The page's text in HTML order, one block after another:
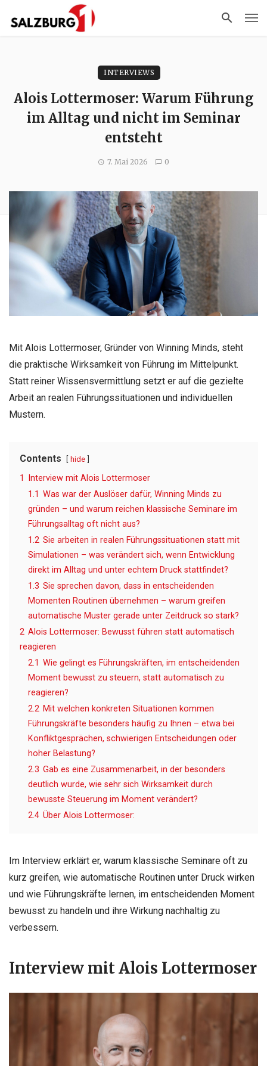
INTERVIEWS
Alois Lottermoser: Warum Führung
im Alltag und nicht im Seminar
entsteht
7. Mai 2026 0
Mit Alois Lottermoser, Gründer von Winning Minds, steht
die praktische Wirksamkeit von Führung im Mittelpunkt.
Statt reiner Wissensvermittlung setzt er auf die gezielte
Arbeit an realen Führungssituationen und individuellen
Mustern.
Contents hide
1
Interview mit Alois Lottermoser
1.1 Was war der Auslöser dafür, Winning Minds zu
gründen – und warum reichen klassische Seminare im
Führungsalltag oft nicht aus?
1.2 Sie arbeiten in realen Führungssituationen statt mit
Simulationen – was verändert sich, wenn Entwicklung
direkt im Alltag und unter echtem Druck stattfindet?
1.3 Sie sprechen davon, dass in entscheidenden
Momenten Routinen übernehmen – warum greifen
automatische Muster gerade unter Zeitdruck so stark?
2 Alois Lottermoser: Bewusst führen statt automatisch
reagieren
2.1 Wie gelingt es Führungskräften, im entscheidenden
Moment bewusst zu steuern, statt automatisch zu
reagieren?
2.2 Mit welchen konkreten Situationen kommen
Führungskräfte besonders häufig zu Ihnen – etwa bei
Konfliktgesprächen, schwierigen Entscheidungen oder
hoher Belastung?
2.3 Gab es eine Zusammenarbeit, in der besonders
deutlich wurde, wie sehr sich Wirksamkeit durch
bewusste Steuerung im Moment verändert?
2.4 Über Alois Lottermoser:
Im Interview erklärt er, warum klassische Seminare oft zu
kurz greifen, wie automatische Routinen unter Druck wirken
und wie Führungskräfte lernen, im entscheidenden Moment
bewusst zu handeln und ihre Wirkung nachhaltig zu
verbessern.
Interview mit Alois Lottermoser